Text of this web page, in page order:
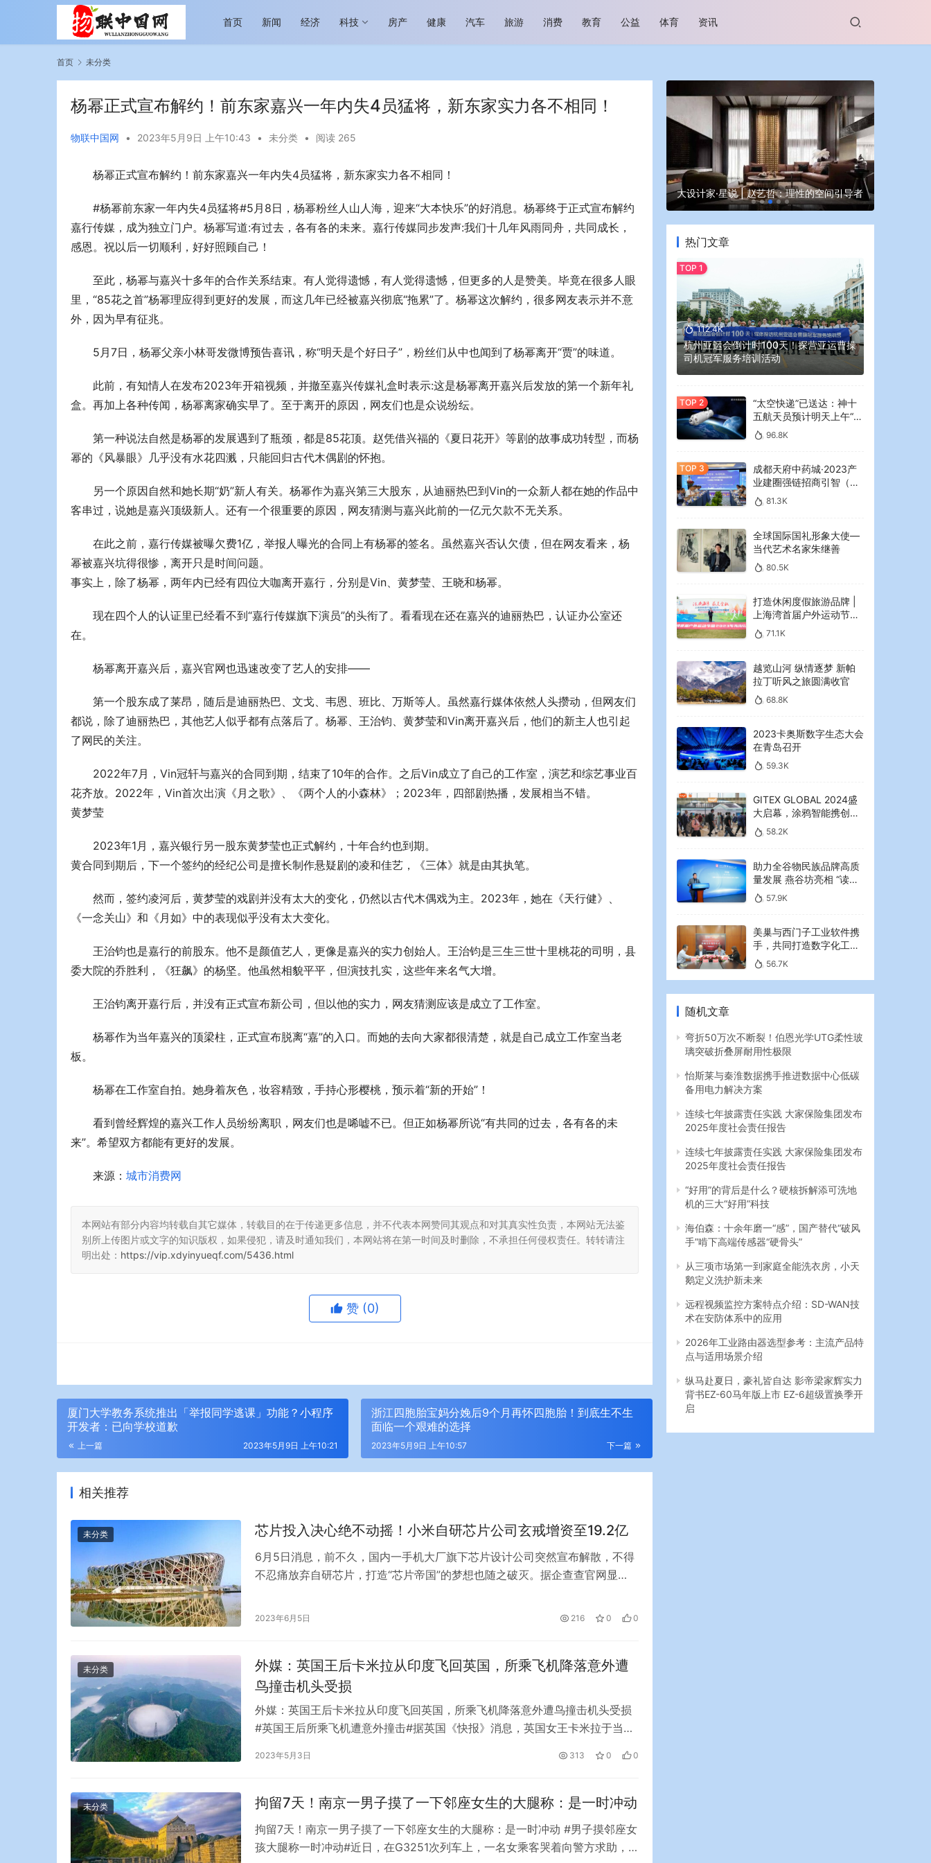
首页 新闻 经济 科技 房产 健康 汽车 旅游 消费 教育 公益 体育 资讯
首页 未分类
杨幂正式宣布解约！前东家嘉兴一年内失4员猛将，新东家实力各不相同！
物联中国网 • 2023年5月9日 上午10:43 • 未分类 • 阅读 265
杨幂正式宣布解约！前东家嘉兴一年内失4员猛将，新东家实力各不相同！
#杨幂前东家一年内失4员猛将#5月8日，杨幂粉丝人山人海，迎来“大本快乐”的好消息。杨幂终于正式宣布解约
嘉行传媒，成为独立门户。杨幂写道:有过去，各有各的未来。嘉行传媒同步发声:我们十几年风雨同舟，共同成长，
感恩。祝以后一切顺利，好好照顾自己！
至此，杨幂与嘉兴十多年的合作关系结束。有人觉得遗憾，有人觉得遗憾，但更多的人是赞美。毕竟在很多人眼
里，“85花之首”杨幂理应得到更好的发展，而这几年已经被嘉兴彻底“拖累”了。杨幂这次解约，很多网友表示并不意
外，因为早有征兆。
5月7日，杨幂父亲小林哥发微博预告喜讯，称“明天是个好日子”，粉丝们从中也闻到了杨幂离开“贾”的味道。
此前，有知情人在发布2023年开箱视频，并撤至嘉兴传媒礼盒时表示:这是杨幂离开嘉兴后发放的第一个新年礼
盒。再加上各种传闻，杨幂离家确实早了。至于离开的原因，网友们也是众说纷纭。
第一种说法自然是杨幂的发展遇到了瓶颈，都是85花顶。赵凭借兴福的《夏日花开》等剧的故事成功转型，而杨
幂的《风暴眼》几乎没有水花四溅，只能回归古代木偶剧的怀抱。
另一个原因自然和她长期“奶”新人有关。杨幂作为嘉兴第三大股东，从迪丽热巴到Vin的一众新人都在她的作品中
客串过，说她是嘉兴顶级新人。还有一个很重要的原因，网友猜测与嘉兴此前的一亿元欠款不无关系。
在此之前，嘉行传媒被曝欠费1亿，举报人曝光的合同上有杨幂的签名。虽然嘉兴否认欠债，但在网友看来，杨
幂被嘉兴坑得很惨，离开只是时间问题。
事实上，除了杨幂，两年内已经有四位大咖离开嘉行，分别是Vin、黄梦莹、王晓和杨幂。
现在四个人的认证里已经看不到“嘉行传媒旗下演员”的头衔了。看看现在还在嘉兴的迪丽热巴，认证办公室还
在。
杨幂离开嘉兴后，嘉兴官网也迅速改变了艺人的安排——
第一个股东成了莱昂，随后是迪丽热巴、文戈、韦恩、班比、万斯等人。虽然嘉行媒体依然人头攒动，但网友们
都说，除了迪丽热巴，其他艺人似乎都有点落后了。杨幂、王治钧、黄梦莹和Vin离开嘉兴后，他们的新主人也引起
了网民的关注。
2022年7月，Vin冠轩与嘉兴的合同到期，结束了10年的合作。之后Vin成立了自己的工作室，演艺和综艺事业百
花齐放。2022年，Vin首次出演《月之歌》、《两个人的小森林》；2023年，四部剧热播，发展相当不错。
黄梦莹
2023年1月，嘉兴银行另一股东黄梦莹也正式解约，十年合约也到期。
黄合同到期后，下一个签约的经纪公司是擅长制作悬疑剧的凌和佳艺，《三体》就是由其执笔。
然而，签约凌河后，黄梦莹的戏剧并没有太大的变化，仍然以古代木偶戏为主。2023年，她在《天行健》、
《一念关山》和《月如》中的表现似乎没有太大变化。
王治钧也是嘉行的前股东。他不是颜值艺人，更像是嘉兴的实力创始人。王治钧是三生三世十里桃花的司明，县
委大院的乔胜利，《狂飙》的杨坚。他虽然相貌平平，但演技扎实，这些年来名气大增。
王治钧离开嘉行后，并没有正式宣布新公司，但以他的实力，网友猜测应该是成立了工作室。
杨幂作为当年嘉兴的顶梁柱，正式宣布脱离“嘉”的入口。而她的去向大家都很清楚，就是自己成立工作室当老
板。
杨幂在工作室自拍。她身着灰色，妆容精致，手持心形樱桃，预示着“新的开始”！
看到曾经辉煌的嘉兴工作人员纷纷离职，网友们也是唏嘘不已。但正如杨幂所说“有共同的过去，各有各的未
来”。希望双方都能有更好的发展。
来源： 城市消费网
本网站有部分内容均转载自其它媒体，转载目的在于传递更多信息，并不代表本网赞同其观点和对其真实性负责，本网站无法鉴
别所上传图片或文字的知识版权，如果侵犯，请及时通知我们，本网站将在第一时间及时删除，不承担任何侵权责任。转转请注
明出处： https://vip.xdyinyueqf.com/5436.html
赞 (0)
厦门大学教务系统推出「举报同学逃课」功能？小程序
开发者：已向学校道歉
上一篇 2023年5月9日 上午10:21
浙江四胞胎宝妈分娩后9个月再怀四胞胎！到底生不生
面临一个艰难的选择
下一篇
2023年5月9日 上午10:57
相关推荐
未分类 芯片投入决心绝不动摇！小米自研芯片公司玄戒增资至19.2亿
6月5日消息，前不久，国内一手机大厂旗下芯片设计公司突然宣布解散，不得
不忍痛放弃自研芯片，打造“芯片帝国”的梦想也随之破灭。据企查查官网显
19.2亿元。该公司成立于2021年，经营范围包括电子科技、通信科技、信息科
2023年6月5日 216 0 0
未分类
外媒：英国王后卡米拉从印度飞回英国，所乘飞机降落意外遭
鸟撞击机头受损
外媒：英国王后卡米拉从印度飞回英国，所乘飞机降落意外遭鸟撞击机头受损
#英国王后所乘飞机遭意外撞击#据英国《快报》消息，英国女王卡米拉于当地
伦敦希思罗机场。飞机着陆时，被一只鸟撞了，机头受损。 英国《快报》:卡米
2023年5月3日 313 0 0
未分类 拘留7天！南京一男子摸了一下邻座女生的大腿称：是一时冲动
拘留7天！南京一男子摸了一下邻座女生的大腿称：是一时冲动 #男子摸邻座女
孩大腿称一时冲动#近日，在G3251次列车上，一名女乘客哭着向警方求助，
越览山河 纵情逐梦 新帕拉丁听风之旅即日
今年旅游市场进入恢复发展快车道 向“新”而
大设计家·星说 | 赵艺哲：理性的空间引导者
热门文章
112.4K
杭州亚运会倒计时100天！探营亚运曹操
司机冠军服务培训活动
“太空快递”已送达：神十
五航天员预计明天上午“拆
快递”96.8K
成都天府中药城·2023产
业建圈强链招商引智（大
湾区）专场推介会在广州
举行
81.3K
全球国际国礼形象大使—
当代艺术名家朱继善
80.5K
打造休闲度假旅游品牌 |
上海湾首届户外运动节暨
2023年海湾红叶节启幕
71.1K
越览山河 纵情逐梦 新帕
拉丁听风之旅圆满收官
68.8K
2023卡奥斯数字生态大会
在青岛召开
59.3K
GITEX GLOBAL 2024盛
大启幕，涂鸦智能携创新
AI解决方案引领中东可持
续未来
58.2K
助力全谷物民族品牌高质
量发展 燕谷坊亮相 “读懂
中国”国际会议
57.9K
美巢与西门子工业软件携
手，共同打造数字化工业
新篇章
56.7K
随机文章
弯折50万次不断裂！伯恩光学UTG柔性玻
璃突破折叠屏耐用性极限
怡斯莱与秦淮数据携手推进数据中心低碳
备用电力解决方案
连续七年披露责任实践 大家保险集团发布
2025年度社会责任报告
连续七年披露责任实践 大家保险集团发布
2025年度社会责任报告
“好用”的背后是什么？硬核拆解添可洗地
机的三大“好用”科技
海伯森：十余年磨一“感”，国产替代“破风
手”啃下高端传感器“硬骨头”
从三项市场第一到家庭全能洗衣房，小天
鹅定义洗护新未来
远程视频监控方案特点介绍：SD-WAN技
术在安防体系中的应用
2026年工业路由器选型参考：主流产品特
点与适用场景介绍
纵马赴夏日，豪礼皆自达 影帝梁家辉实力
背书EZ-60马年版上市 EZ-6超级置换季开
启